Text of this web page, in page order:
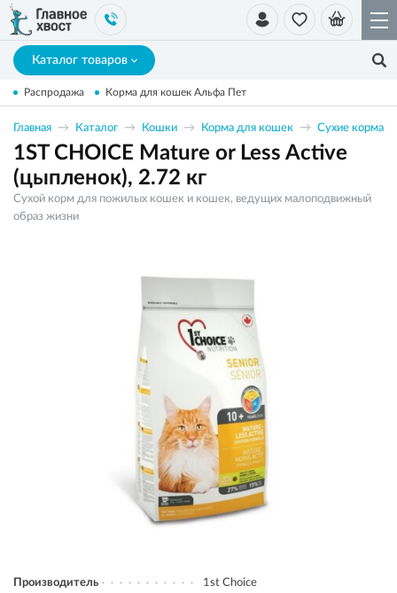
Каталог товаров
Распродажа Корма для кошек Альфа Пет
Главная Каталог Кошки Корма для кошек Сухие корма
1ST CHOICE Mature or Less Active
(цыпленок), 2.72 кг
Сухой корм для пожилых кошек и кошек, ведущих малоподвижный
образ жизни
Производитель
1st Choice